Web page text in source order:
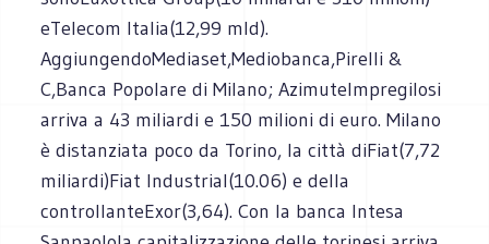
eTelecom Italia(12,99 mld).
AggiungendoMediaset,Mediobanca,Pirelli &
C,Banca Popolare di Milano; AzimuteImpregilosi
arriva a 43 miliardi e 150 milioni di euro. Milano
è distanziata poco da Torino, la città diFiat(7,72
miliardi)Fiat Industrial(10.06) e della
controllanteExor(3,64). Con la banca Intesa